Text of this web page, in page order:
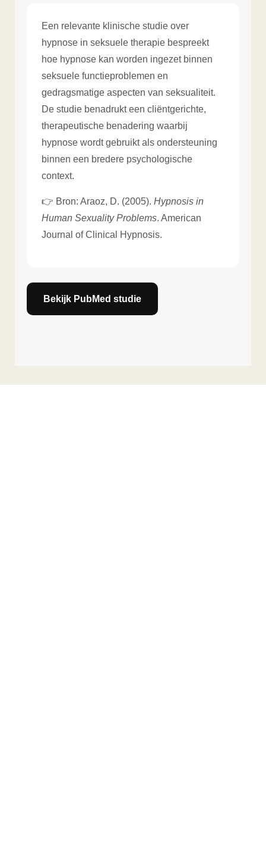
Een relevante klinische studie over
hypnose in seksuele therapie bespreekt
hoe hypnose kan worden ingezet binnen
seksuele functieproblemen en
gedragsmatige aspecten van seksualiteit.
De studie benadrukt een cliëntgerichte,
therapeutische benadering waarbij
hypnose wordt gebruikt als ondersteuning
binnen een bredere psychologische
context.
👉 Bron: Araoz, D. (2005). Hypnosis in
Human Sexuality Problems. American
Journal of Clinical Hypnosis.
Bekijk PubMed studie